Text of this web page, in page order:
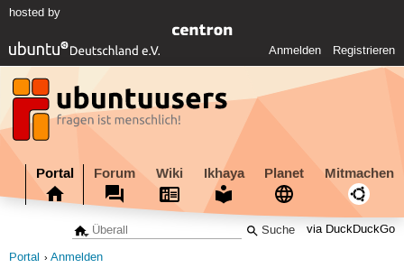
hosted by
Anmelden Registrieren
Portal Forum Wiki Ikhaya Planet Mitmachen
via DuckDuckGo
Portal Anmelden